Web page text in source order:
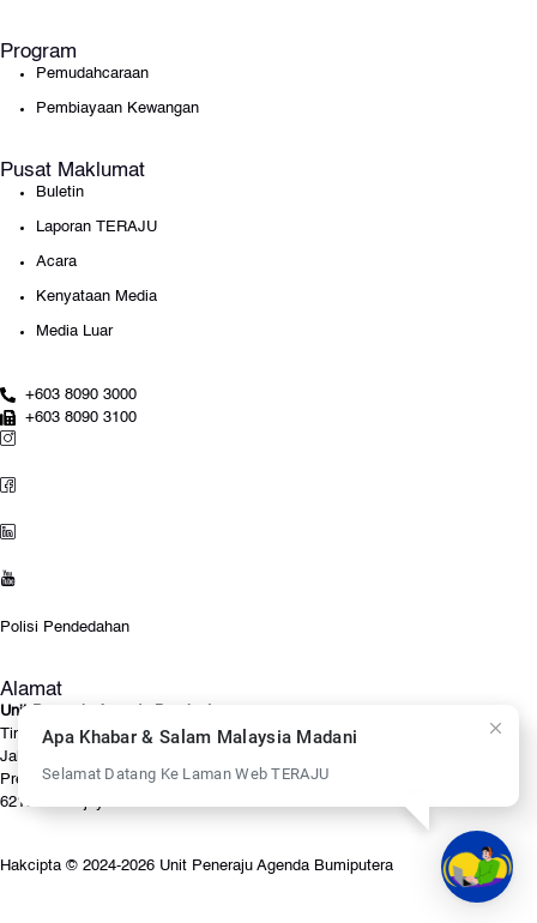
Program
Pemudahcaraan
Pembiayaan Kewangan
Pusat Maklumat
Buletin
Laporan TERAJU
Acara
Kenyataan Media
Media Luar
+603 8090 3000
+603 8090 3100
Polisi Pendedahan
Alamat
Unit Peneraju Agenda Bumiputera
Tingkat 13, Blok A, Suasana PjH
Jalan Tun Abdul Razak
Presint 2
62100 Putrajaya
Hakcipta © 2024-2026 Unit Peneraju Agenda Bumiputera
Apa Khabar & Salam Malaysia Madani
Selamat Datang Ke Laman Web TERAJU